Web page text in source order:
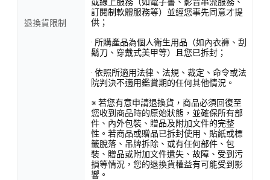
退換貨限制
訂閱制軟體服務等）並經您事先同意才提
供；
· 所購產品為個人衛生用品（如內衣褲、刮
鬍刀、穿戴式美甲等）且您已拆封；
· 依照所適用法律、法規、裁定、命令或法
院判決不適用鑑賞期的任何其他情況。
※ 若您有意申請退換貨，商品必須回復至
您收到商品時的原始狀態，並確保所有部
件、內外包裝、贈品及附加文件的完整
性。若商品或贈品已拆封使用、貼紙或標
籤脫落、吊牌拆除、或有任何部件、包
裝、贈品或附加文件遺失、故障、受到污
損等情況，您的退換貨權益有可能受到影
響。